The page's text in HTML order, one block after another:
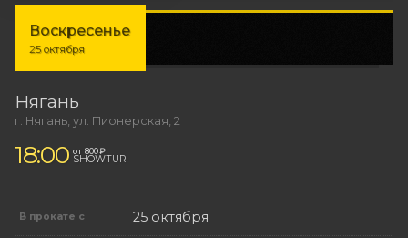
Воскресенье
25 октября
Нягань
г. Нягань, ул. Пионерская, 2
18:00 от 800 ₽
SHOWTUR
В прокате с 25 октября